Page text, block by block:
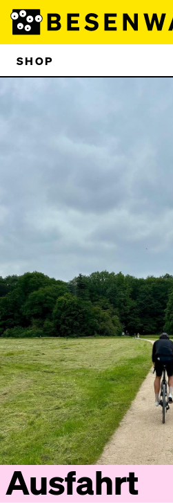
SHOP
Ausfahrt